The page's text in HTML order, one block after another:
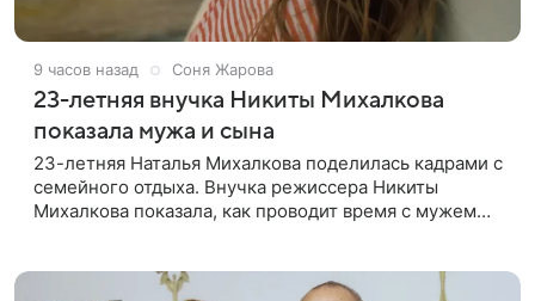
9 часов назад Соня Жарова
23-летняя внучка Никиты Михалкова
показала мужа и сына
23-летняя Наталья Михалкова поделилась кадрами с
семейного отдыха. Внучка режиссера Никиты
Михалкова показала, как проводит время с мужем